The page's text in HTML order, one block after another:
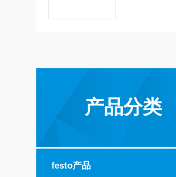
产品分类
festo产品